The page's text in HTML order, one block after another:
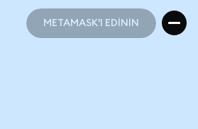
METAMASK'I EDİNİN